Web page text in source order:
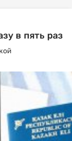
в пять раз